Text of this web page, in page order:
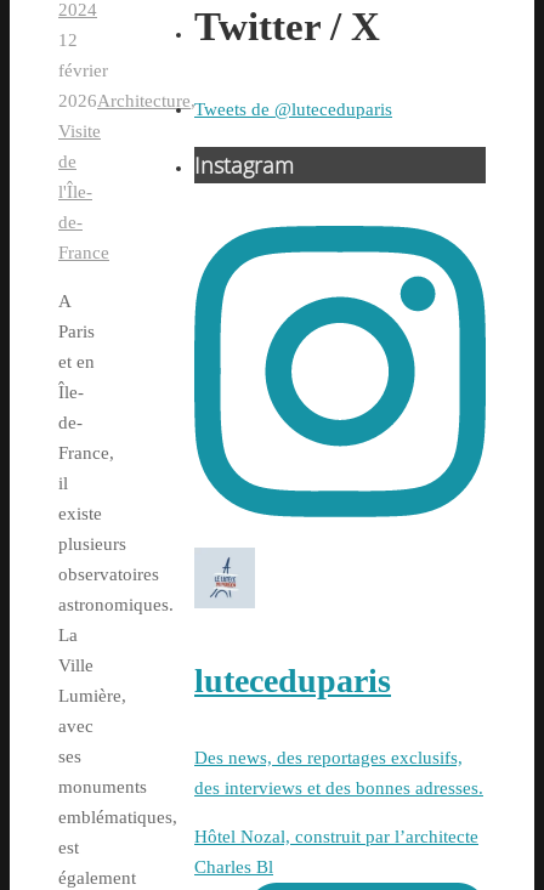
2024
12
février
2026Architecture,
Visite
de
l'Île-
de-
France
A
Paris
et en
Île-
de-
France,
il
existe
plusieurs
observatoires
astronomiques.
La
Ville
Lumière,
avec
ses
monuments
emblématiques,
est
également
Twitter / X
Tweets de @luteceduparis
Instagram
luteceduparis
Des news, des reportages exclusifs,
des interviews et des bonnes adresses.
Hôtel Nozal, construit par l’architecte
Charles Bl